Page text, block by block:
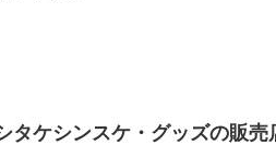
タケシンスケ・グッズの販